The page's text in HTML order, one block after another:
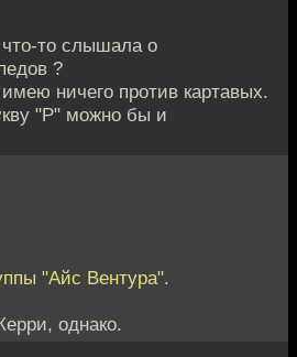
то слышала о
?
ничего против картавых.
"Р" можно бы и
"Айс Вентура".
однако.